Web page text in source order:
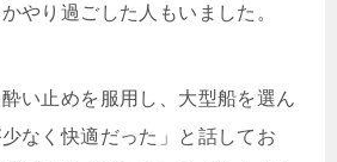
やり過ごした人もいました。
い止めを服用し、大型船を選ん
なく快適だった」と話してお